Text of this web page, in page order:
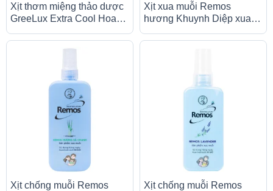
Xịt thơm miệng thảo dược
GreeLux Extra Cool Hoa
(12ml)
Xịt xua muỗi Remos
hương Khuynh Diệp xua
tháng tuổi (70ml)
Xịt chống muỗi Remos
Xịt chống muỗi Remos